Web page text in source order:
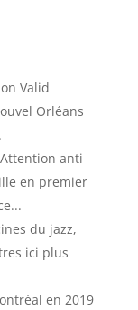
Valid
Orléans
Attention anti
en premier
du jazz,
ici plus
en 2019